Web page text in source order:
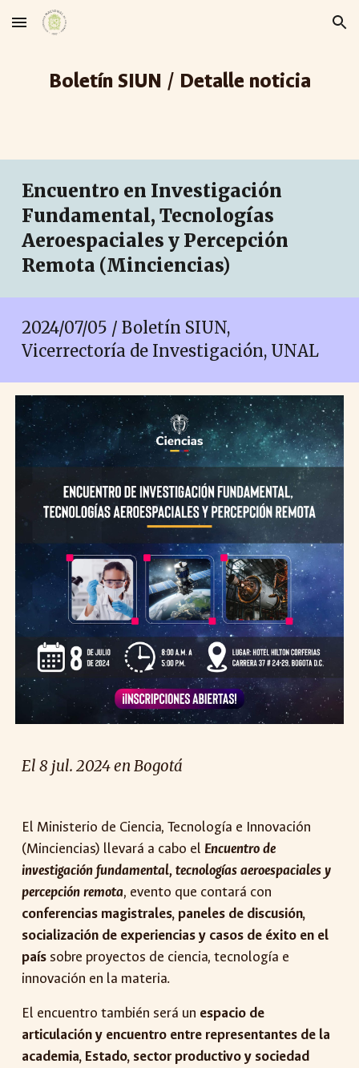
Skip to main content Skip to navigation
Boletín SIUN / Detalle noticia
Encuentro en Investigación
Fundamental, Tecnologías
Aeroespaciales y Percepción
Remota (Minciencias)
2024/07/05 / Boletín SIUN,
Vicerrectoría de Investigación, UNAL
El 8 jul. 2024 en Bogotá
El Ministerio de Ciencia, Tecnología e Innovación
(Minciencias) llevará a cabo el Encuentro de
investigación fundamental, tecnologías aeroespaciales y
percepción remota, evento que contará con
conferencias magistrales, paneles de discusión,
socialización de experiencias y casos de éxito en el
país sobre proyectos de ciencia, tecnología e
innovación en la materia.
El encuentro también será un espacio de
articulación y encuentro entre representantes de la
academia, Estado, sector productivo y sociedad